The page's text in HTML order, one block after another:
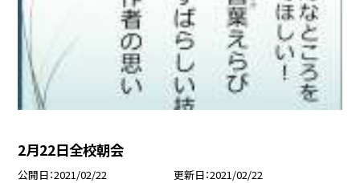
2月22日全校朝会
公開日 2021/02/22 更新日 2021/02/22